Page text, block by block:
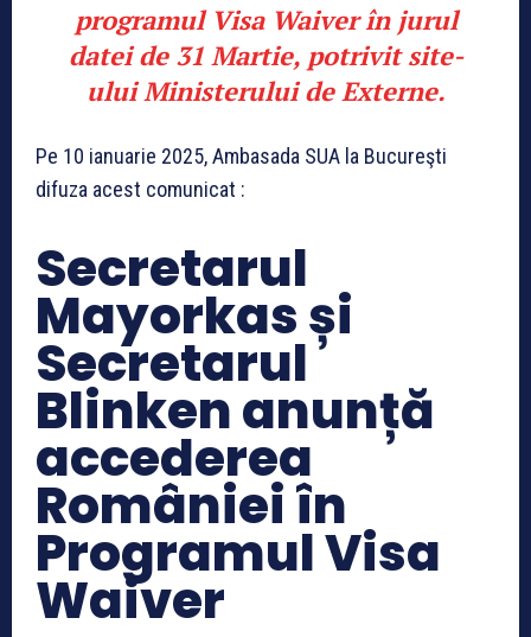
programul Visa Waiver în jurul
datei de 31 Martie, potrivit site-
ului Ministerului de Externe.
Pe 10 ianuarie 2025, Ambasada SUA la Bucureşti
difuza acest comunicat :
Secretarul
Mayorkas și
Secretarul
Blinken anunță
accederea
României în
Programul Visa
Waiver